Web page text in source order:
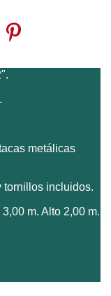
metálicas
tornillos incluidos.
m. Alto 2,00 m.